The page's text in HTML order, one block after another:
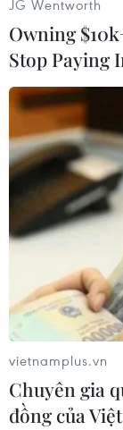
Trong tình
trong trận
Tajkistan đã
mất bóng.
JG Wentworth
Owning
Stop Paying
vietnamplus.vn
Chuyên gia
đồng của